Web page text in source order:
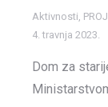
Aktivnosti
4. travnja 2023.
Dom za